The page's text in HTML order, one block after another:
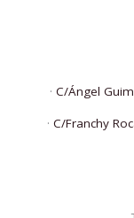
· C/Ángel
· C/Franchy